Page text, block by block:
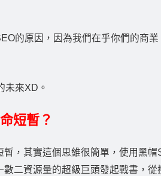
的原因，因為我們在乎你們的商
未來XD。
短暫？
，其實這個思維很簡單，使用黑
二資源量的超級巨頭發起戰書，